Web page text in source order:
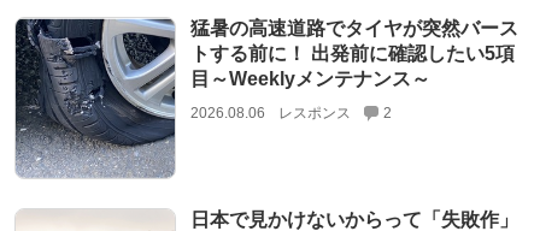
猛暑の高速道路でタイヤが突然バース
トする前に！ 出発前に確認したい5項
目～Weeklyメンテナンス～
2026.08.06 レスポンス 2
日本で見かけないからって「失敗作」